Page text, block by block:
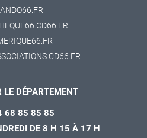
LE DÉPARTEMENT
68 85 85 85
DE 8 H 15 À 17 H